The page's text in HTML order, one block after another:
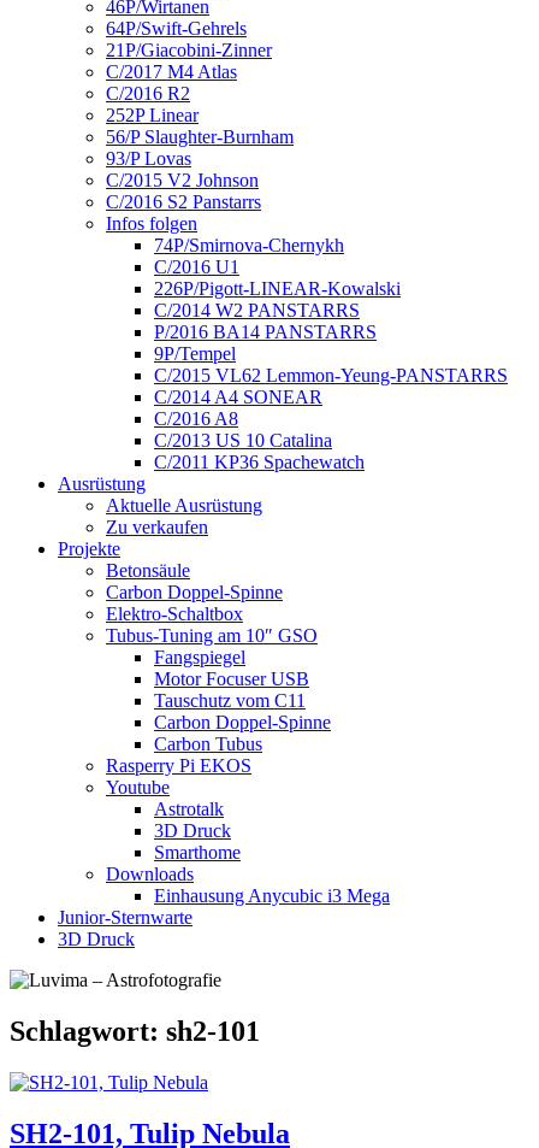
46P/Wirtanen
64P/Swift-Gehrels
21P/Giacobini-Zinner
C/2017 M4 Atlas
C/2016 R2
252P Linear
56/P Slaughter-Burnham
93/P Lovas
C/2015 V2 Johnson
C/2016 S2 Panstarrs
Infos folgen
74P/Smirnova-Chernykh
C/2016 U1
226P/Pigott-LINEAR-Kowalski
C/2014 W2 PANSTARRS
P/2016 BA14 PANSTARRS
9P/Tempel
C/2015 VL62 Lemmon-Yeung-PANSTARRS
C/2014 A4 SONEAR
C/2016 A8
C/2013 US 10 Catalina
C/2011 KP36 Spachewatch
Ausrüstung
Aktuelle Ausrüstung
Zu verkaufen
Projekte
Betonsäule
Carbon Doppel-Spinne
Elektro-Schaltbox
Tubus-Tuning am 10″ GSO
Fangspiegel
Motor Focuser USB
Tauschutz vom C11
Carbon Doppel-Spinne
Carbon Tubus
Rasperry Pi EKOS
Youtube
Astrotalk
3D Druck
Smarthome
Downloads
Einhausung Anycubic i3 Mega
Junior-Sternwarte
3D Druck
Schlagwort: sh2-101
SH2-101, Tulip Nebula